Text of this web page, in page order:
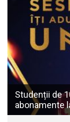
Studenții de
abonamente